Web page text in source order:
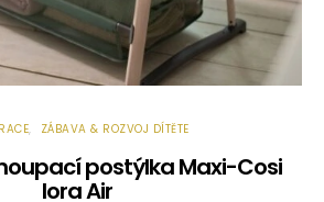
ZÁBAVA & ROZVOJ DÍTĚTE
postýlka Maxi-Cosi
lora Air